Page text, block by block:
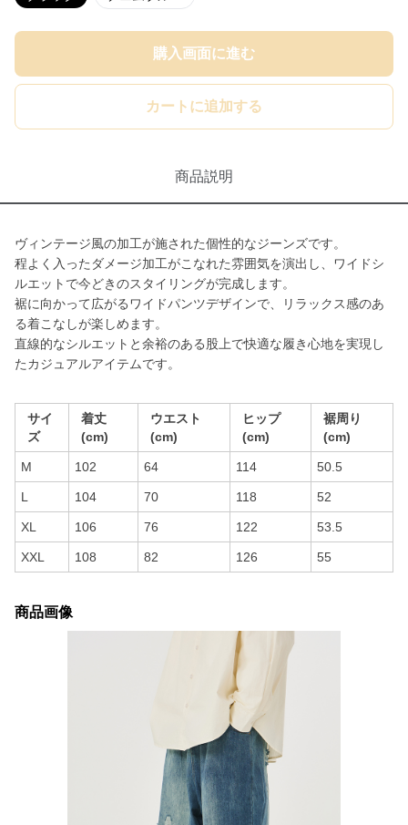
購入画面に進む
カートに追加する
商品説明
ヴィンテージ風の加工が施された個性的なジーンズです。
程よく入ったダメージ加工がこなれた雰囲気を演出し、ワイドシ
ルエットで今どきのスタイリングが完成します。
裾に向かって広がるワイドパンツデザインで、リラックス感のあ
る着こなしが楽しめます。
直線的なシルエットと余裕のある股上で快適な履き心地を実現し
たカジュアルアイテムです。
サイ
ズ
着丈
(cm)
ウエスト
(cm)
ヒップ
(cm)
裾周り
(cm)
M 102 64 114 50.5
L 104 70 118 52
XL 106 76 122 53.5
XXL 108 82 126 55
商品画像